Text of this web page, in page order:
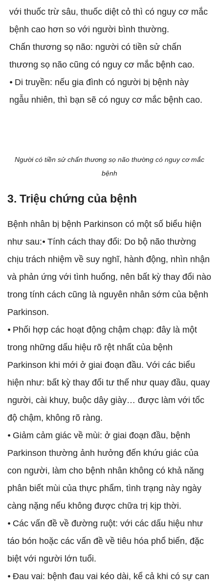
với thuốc trừ sâu, thuốc diệt cỏ thì có nguy cơ mắc
bệnh cao hơn so với người bình thường.
Chấn thương sọ não: người có tiền sử chấn
thương sọ não cũng có nguy cơ mắc bệnh cao.
⦁ Di truyền: nếu gia đình có người bị bệnh này
ngẫu nhiên, thì bạn sẽ có nguy cơ mắc bệnh cao.
Người có tiền sử chấn thương sọ não thường có nguy cơ mắc
bệnh
3. Triệu chứng của bệnh
Bệnh nhân bị bệnh Parkinson có một số biểu hiện
như sau:⦁ Tính cách thay đổi: Do bộ não thường
chịu trách nhiệm về suy nghĩ, hành động, nhìn nhận
và phản ứng với tình huống, nên bất kỳ thay đổi nào
trong tính cách cũng là nguyên nhân sớm của bệnh
Parkinson.
⦁ Phối hợp các hoạt động chậm chạp: đây là một
trong những dấu hiệu rõ rệt nhất của bệnh
Parkinson khi mới ở giai đoạn đầu. Với các biểu
hiện như: bất kỳ thay đổi tư thế như quay đầu, quay
người, cài khuy, buộc dây giày… được làm với tốc
độ chậm, không rõ ràng.
⦁ Giảm cảm giác về mùi: ở giai đoạn đầu, bệnh
Parkinson thường ảnh hưởng đến khứu giác của
con người, làm cho bệnh nhân không có khả năng
phân biết mùi của thực phẩm, tình trạng này ngày
càng nặng nếu không được chữa trị kịp thời.
⦁ Các vấn đề về đường ruột: với các dấu hiệu như
táo bón hoặc các vấn đề về tiêu hóa phổ biến, đặc
biệt với người lớn tuổi.
⦁ Đau vai: bệnh đau vai kéo dài, kể cả khi có sự can